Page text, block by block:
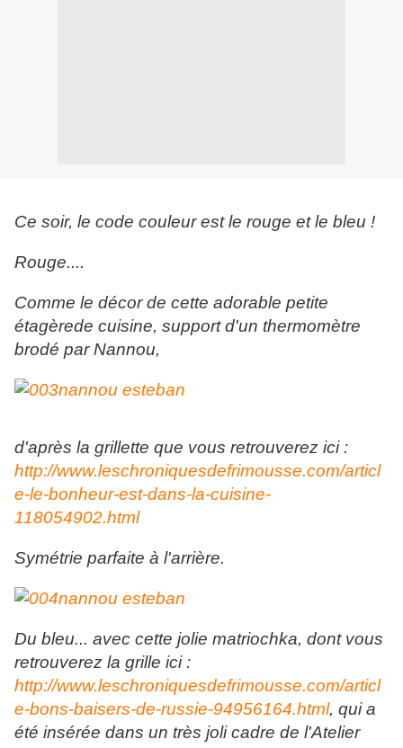
Ce soir, le code couleur est le rouge et le bleu !
Rouge....
Comme le décor de cette adorable petite
étagèrede cuisine, support d'un thermomètre
brodé par Nannou,
d'après la grillette que vous retrouverez ici :
http://www.leschroniquesdefrimousse.com/articl
e-le-bonheur-est-dans-la-cuisine-
118054902.html
Symétrie parfaite à l'arrière.
Du bleu... avec cette jolie matriochka, dont vous
retrouverez la grille ici :
http://www.leschroniquesdefrimousse.com/articl
e-bons-baisers-de-russie-94956164.html, qui a
été insérée dans un très joli cadre de l'Atelier